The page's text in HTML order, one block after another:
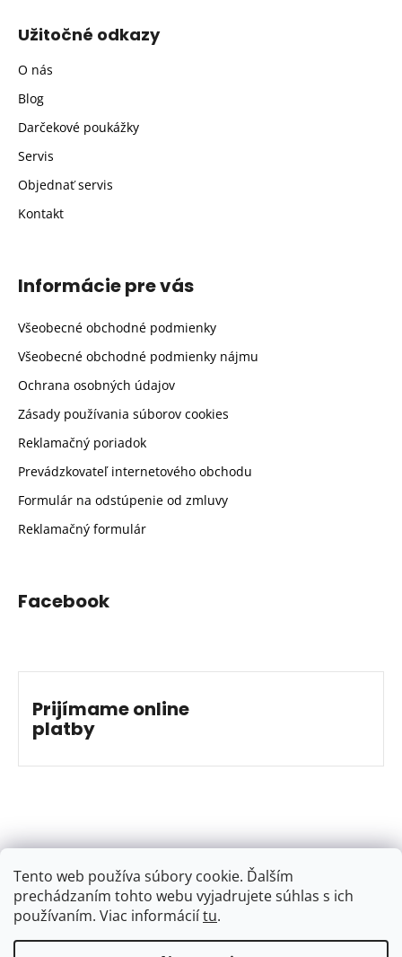
Tento web používa súbory cookie. Ďalším
prechádzaním tohto webu vyjadrujete súhlas s ich
používaním. Viac informáciítu.
Užitočné odkazy
O nás
Blog
Darčekové poukážky
Servis
Objednať servis
Kontakt
Informácie pre vás
Všeobecné obchodné podmienky
Všeobecné obchodné podmienky nájmu
Ochrana osobných údajov
Zásady používania súborov cookies
Reklamačný poriadok
Prevádzkovateľ internetového obchodu
Formulár na odstúpenie od zmluvy
Reklamačný formulár
Facebook
Prijímame online
platby